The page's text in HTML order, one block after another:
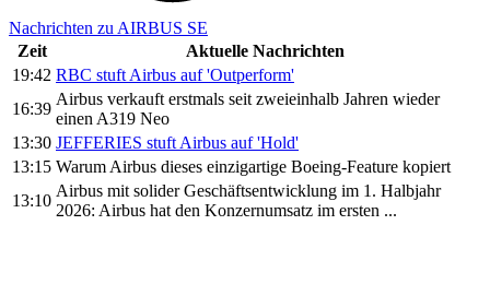
Nachrichten zu AIRBUS SE
Zeit
Aktuelle Nachrichten
19:42 RBC stuft Airbus auf 'Outperform'
16:39
Airbus verkauft erstmals seit zweieinhalb Jahren wieder
einen A319 Neo
13:30 JEFFERIES stuft Airbus auf 'Hold'
13:15 Warum Airbus dieses einzigartige Boeing-Feature kopiert
13:10
Airbus mit solider Geschäftsentwicklung im 1. Halbjahr
2026: Airbus hat den Konzernumsatz im ersten ...